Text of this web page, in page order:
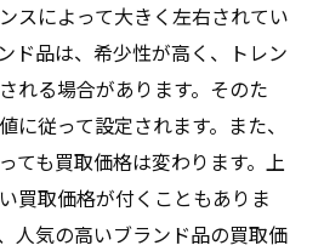
スによって大きく左右されてい
ド品は、希少性が高く、トレン
れる場合があります。そのた
に従って設定されます。また、
ても買取価格は変わります。上
買取価格が付くこともありま
人気の高いブランド品の買取価